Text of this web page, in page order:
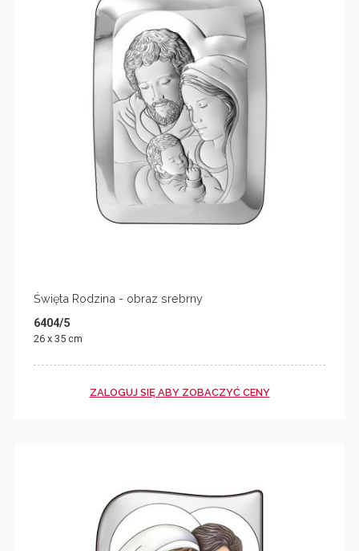
Święta Rodzina - obraz srebrny
6404/5
26 x 35 cm
ZALOGUJ SIĘ ABY ZOBACZYĆ CENY